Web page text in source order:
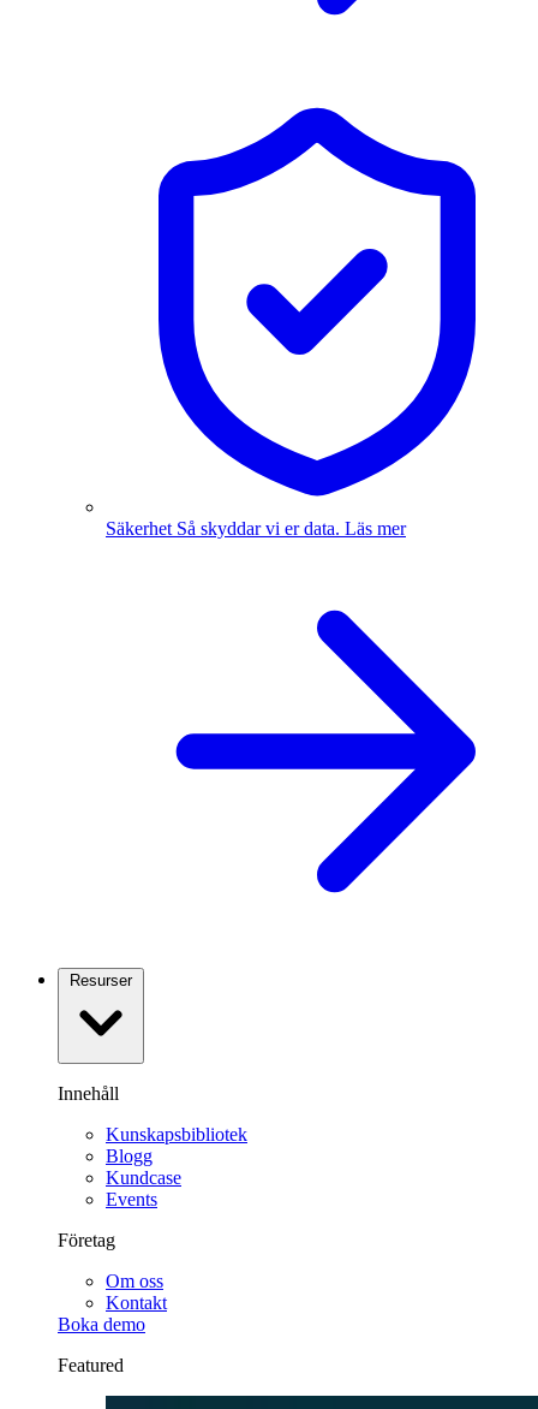
Säkerhet Så skyddar vi er data. Läs mer
Resurser
Innehåll
Kunskapsbibliotek
Blogg
Kundcase
Events
Företag
Om oss
Kontakt
Boka demo
Featured